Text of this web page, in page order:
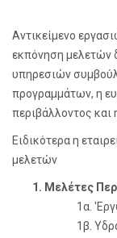
Αντικείμενο
εκπόνηση μελετών
υπηρεσιών
προγραμμάτων, η
περιβάλλοντος και
Ειδικότερα η
μελετών
Μελέτες
1α.
1β.